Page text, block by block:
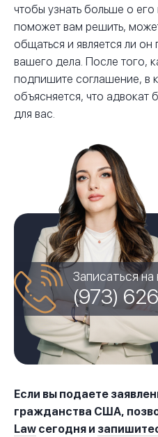
чтобы узнать больше о
поможет вам решить,
общаться и является ли
вашего дела. После того,
подпишите соглашение, в
объясняется, что адвокат
для вас.
Записаться
(973)
Если вы подаете
гражданства США,
Law сегодня и